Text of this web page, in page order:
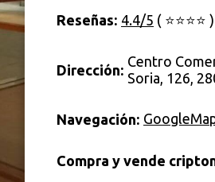
Reseñas: 4.4/5 ( ⭐⭐⭐⭐ )
Dirección:
Centro
Soria, 126,
Navegación:
Compra y vende